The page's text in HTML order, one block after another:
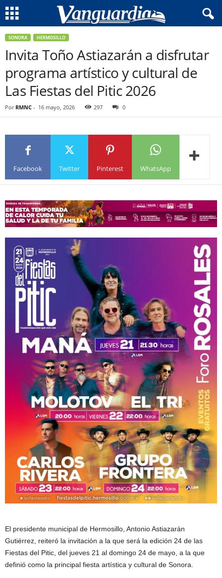
SONORA HERMOSILLO
Invita Toño Astiazarán a disfrutar
programa artístico y cultural de
Las Fiestas del Pitic 2026
Por RMNC - 16 mayo, 2026 297 0
Facebook Twitter Pinterest WhatsApp
El presidente municipal de Hermosillo, Antonio Astiazarán
Gutiérrez, reiteró la invitación a la que será la edición 24 de las
Fiestas del Pitic, del jueves 21 al domingo 24 de mayo, a la que
definió como la principal fiesta artística y cultural de Sonora.